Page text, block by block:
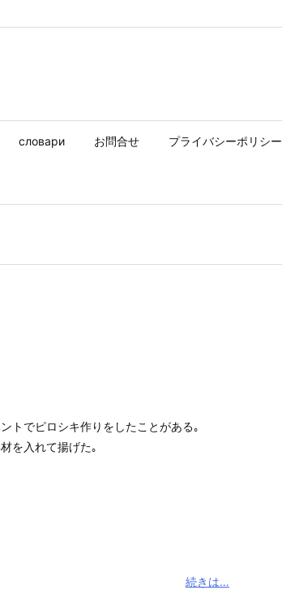
словари お問合せ プライバシーポリシー
トでピロシキ作りをしたことがある｡
を入れて揚げた｡
続きは…